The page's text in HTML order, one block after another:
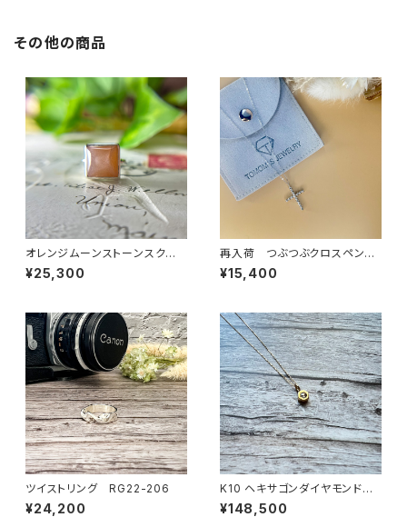
その他の商品
オレンジムーンストーンスクエ
アリング RG23-220
¥25,300
再入荷 つぶつぶクロスペンダ
ント PT25-048
¥15,400
ツイストリング RG22-206
¥24,200
K10 ヘキサゴンダイヤモンドネ
ックレス PT23-044
¥148,500